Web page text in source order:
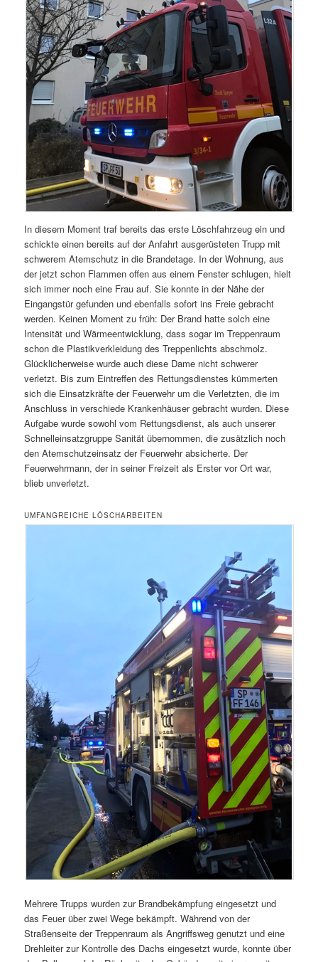
In diesem Moment traf bereits das erste Löschfahrzeug ein und
schickte einen bereits auf der Anfahrt ausgerüsteten Trupp mit
schwerem Atemschutz in die Brandetage. In der Wohnung, aus
der jetzt schon Flammen offen aus einem Fenster schlugen, hielt
sich immer noch eine Frau auf. Sie konnte in der Nähe der
Eingangstür gefunden und ebenfalls sofort ins Freie gebracht
werden. Keinen Moment zu früh: Der Brand hatte solch eine
Intensität und Wärmeentwicklung, dass sogar im Treppenraum
schon die Plastikverkleidung des Treppenlichts abschmolz.
Glücklicherweise wurde auch diese Dame nicht schwerer
verletzt. Bis zum Eintreffen des Rettungsdienstes kümmerten
sich die Einsatzkräfte der Feuerwehr um die Verletzten, die im
Anschluss in verschiede Krankenhäuser gebracht wurden. Diese
Aufgabe wurde sowohl vom Rettungsdienst, als auch unserer
Schnelleinsatzgruppe Sanität übernommen, die zusätzlich noch
den Atemschutzeinsatz der Feuerwehr absicherte. Der
Feuerwehrmann, der in seiner Freizeit als Erster vor Ort war,
blieb unverletzt.
UMFANGREICHE LÖSCHARBEITEN
Mehrere Trupps wurden zur Brandbekämpfung eingesetzt und
das Feuer über zwei Wege bekämpft. Während von der
Straßenseite der Treppenraum als Angriffsweg genutzt und eine
Drehleiter zur Kontrolle des Dachs eingesetzt wurde, konnte über